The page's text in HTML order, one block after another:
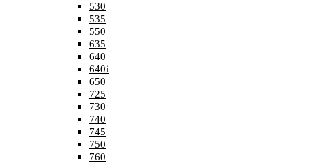
530
535
550
635
640
640i
650
725
730
740
745
750
760